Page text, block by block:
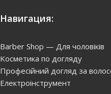
Nuance Shampoo
окрашеных волос с
апельсина, 1000